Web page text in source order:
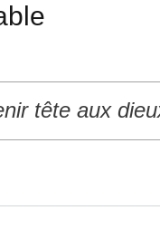
tête aux